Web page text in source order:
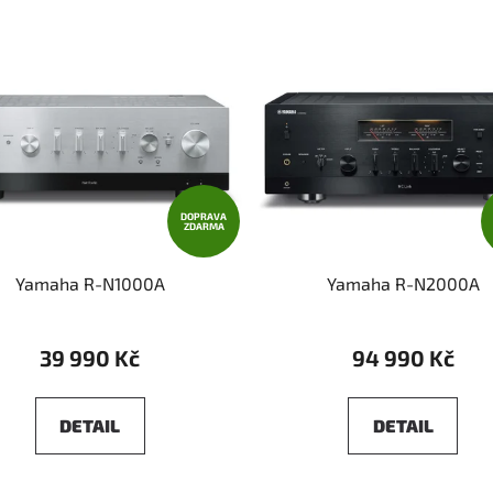
DOPRAVA
ZDARMA
Yamaha R-N1000A
39 990 Kč
DETAIL
Yamaha R-N2000A
94 990 Kč
DETAIL